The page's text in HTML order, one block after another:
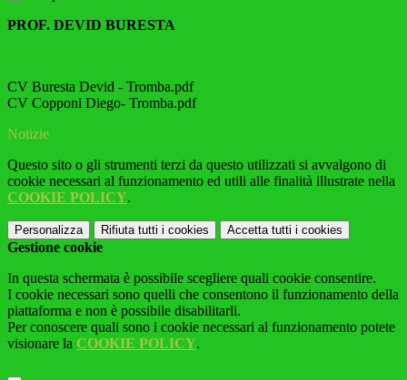
PROF. DEVID BURESTA
CV Buresta Devid - Tromba.pdf
CV Copponi Diego- Tromba.pdf
Notizie
Questo sito o gli strumenti terzi da questo utilizzati si avvalgono di
cookie necessari al funzionamento ed utili alle finalità illustrate nella
COOKIE POLICY.
Personalizza Rifiuta tutti i cookies Accetta tutti i cookies
Gestione cookie
In questa schermata è possibile scegliere quali cookie consentire.
I cookie necessari sono quelli che consentono il funzionamento della
piattaforma e non è possibile disabilitarli.
Per conoscere quali sono i cookie necessari al funzionamento potete
visionare la COOKIE POLICY.